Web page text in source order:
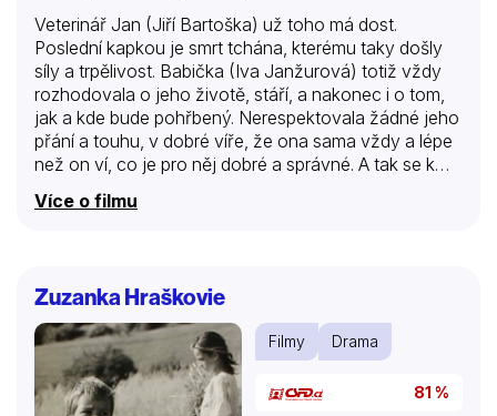
Veterinář Jan (Jiří Bartoška) už toho má dost.
Poslední kapkou je smrt tchána, kterému taky došly
síly a trpělivost. Babička (Iva Janžurová) totiž vždy
rozhodovala o jeho životě, stáří, a nakonec i o tom,
jak a kde bude pohřbený. Nerespektovala žádné jeho
přání a touhu, v dobré víře, že ona sama vždy a lépe
než on ví, co je pro něj dobré a správné. A tak se k
jeho neštěstí o něj starala podle své představy o jeho
štěstí. A Janovi začíná být jasné, že je na té samé
zodpovědná výhradně ona. Janovi dojde, že už
takto…
Více o filmu
Zuzanka Hraškovie
Filmy Drama
81 %